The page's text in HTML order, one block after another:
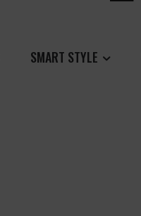
SMART STYLE